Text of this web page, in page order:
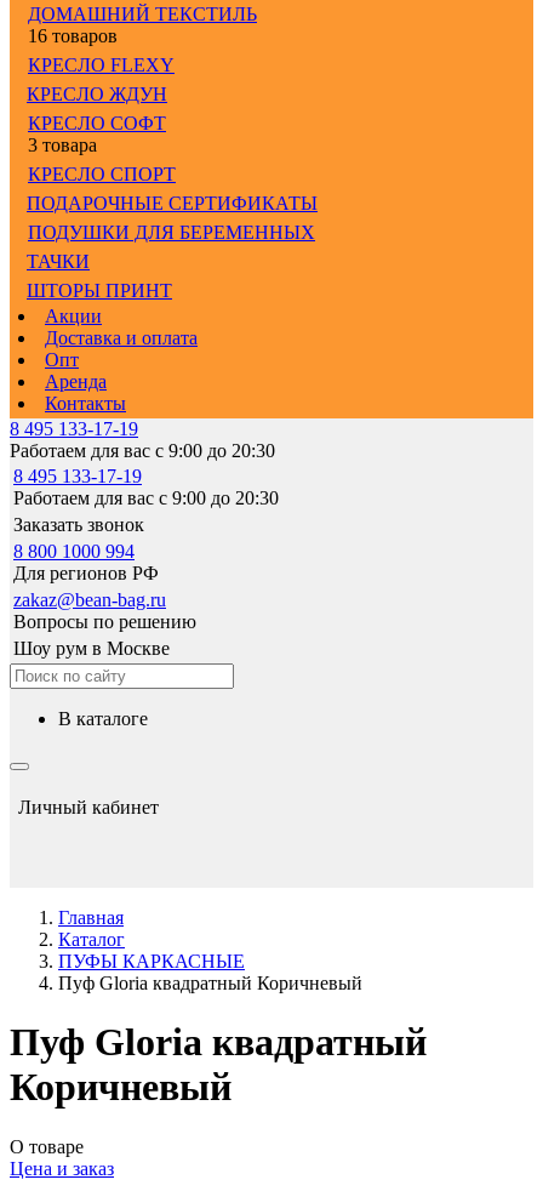
ДОМАШНИЙ ТЕКСТИЛЬ
16 товаров
КРЕСЛО FLEXY
КРЕСЛО ЖДУН
КРЕСЛО СОФТ
3 товара
КРЕСЛО СПОРТ
ПОДАРОЧНЫЕ СЕРТИФИКАТЫ
ПОДУШКИ ДЛЯ БЕРЕМЕННЫХ
ТАЧКИ
ШТОРЫ ПРИНТ
Акции
Доставка и оплата
Опт
Аренда
Контакты
8 495 133-17-19
Работаем для вас с 9:00 до 20:30
8 495 133-17-19
Работаем для вас с 9:00 до 20:30
Заказать звонок
8 800 1000 994
Для регионов РФ
zakaz@bean-bag.ru
Вопросы по решению
Шоу рум в Москве
в каталоге
Личный кабинет
Главная
Каталог
ПУФЫ КАРКАСНЫЕ
Пуф Gloria квадратный Коричневый
Пуф Gloria квадратный
Коричневый
О товаре
Цена и заказ